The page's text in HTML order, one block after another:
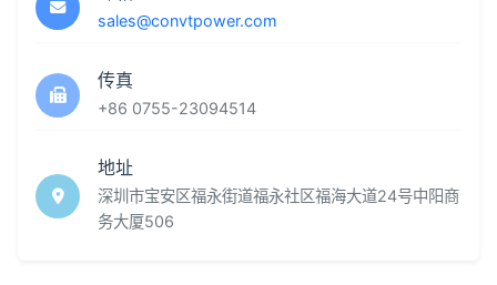
sales@convtpower.com
传真
+86 0755-23094514
地址
深圳市宝安区福永街道福永社区福海大道24号中阳商
务大厦506